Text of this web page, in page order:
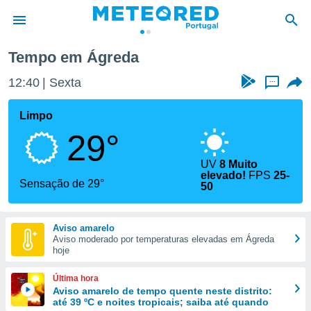
da
foi
fornecidas
a este
das
e
forma
digital
Tempo em Ágreda
12:40 Sexta ...
Limpo
29°
Sensação de 29°
UV8 Muito
elevado! FPS25-
50
Aviso amarelo
Aviso moderado por temperaturas elevadas em Ágreda
hoje
Última hora
Aviso amarelo de tempo quente neste distrito:
até 39 ºC e noites tropicais; saiba até quando